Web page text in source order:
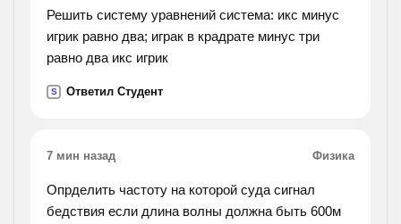
Решить систему уравнений система: икс минус
игрик равно два; играк в крадрате минус три
равно два икс игрик
S Ответил Студент
7 мин назад Физика
Опрделить частоту на которой суда сигнал
бедствия если длина волны должна быть 600м